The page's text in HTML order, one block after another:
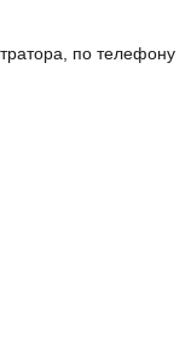
по телефону